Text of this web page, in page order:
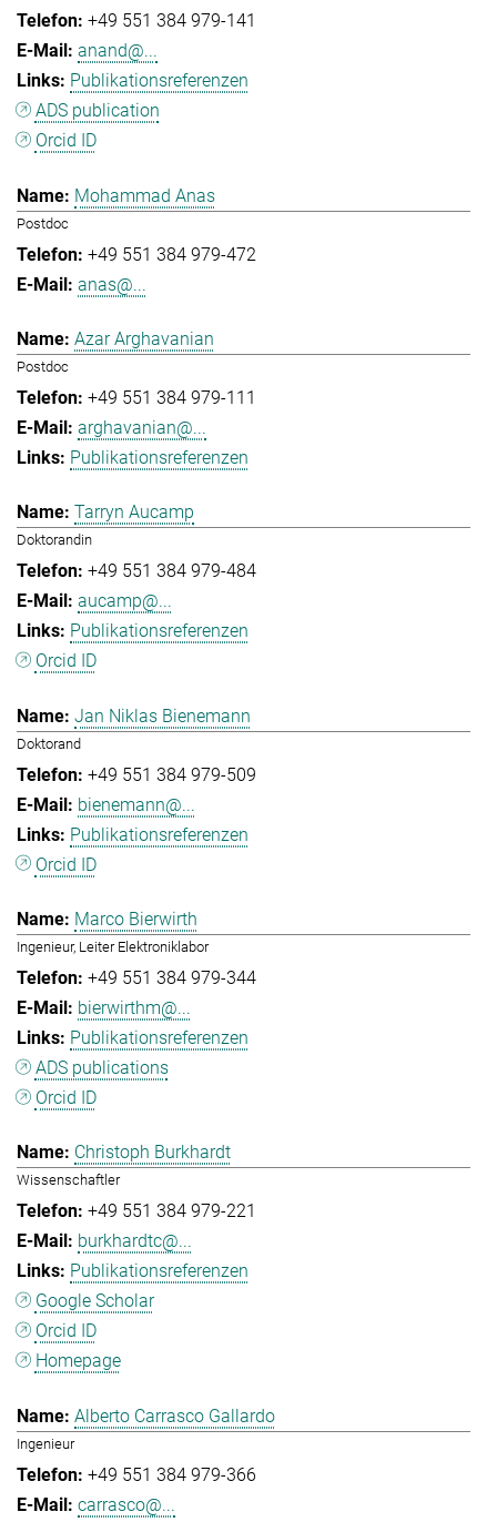
+49 551 384 979-141
anand@...
Publikationsreferenzen
ADS publication
Orcid ID
Mohammad Anas
Postdoc
+49 551 384 979-472
anas@...
Azar Arghavanian
Postdoc
+49 551 384 979-111
arghavanian@...
Publikationsreferenzen
Tarryn Aucamp
Doktorandin
+49 551 384 979-484
aucamp@...
Publikationsreferenzen
Orcid ID
Jan Niklas Bienemann
Doktorand
+49 551 384 979-509
bienemann@...
Publikationsreferenzen
Orcid ID
Marco Bierwirth
Ingenieur, Leiter Elektroniklabor
+49 551 384 979-344
bierwirthm@...
Publikationsreferenzen
ADS publications
Orcid ID
Christoph Burkhardt
Wissenschaftler
+49 551 384 979-221
burkhardtc@...
Publikationsreferenzen
Google Scholar
Orcid ID
Homepage
Alberto Carrasco Gallardo
Ingenieur
+49 551 384 979-366
carrasco@...